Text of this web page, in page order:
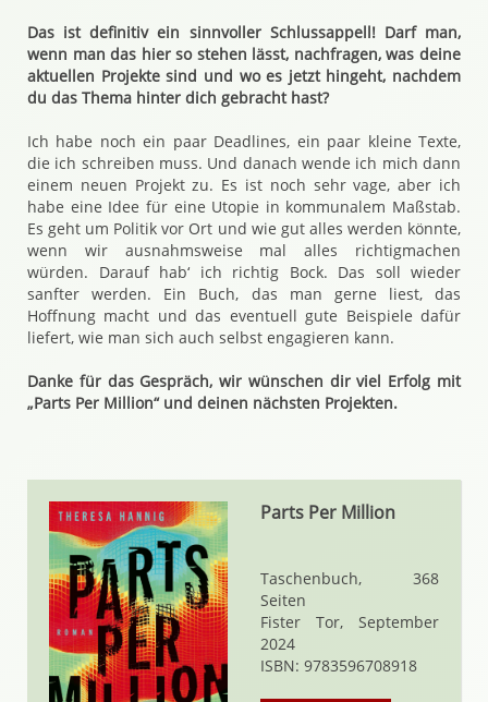
Das ist definitiv ein sinnvoller Schlussappell! Darf man,
wenn man das hier so stehen lässt, nachfragen, was deine
aktuellen Projekte sind und wo es jetzt hingeht, nachdem
du das Thema hinter dich gebracht hast?
Ich habe noch ein paar Deadlines, ein paar kleine Texte,
die ich schreiben muss. Und danach wende ich mich dann
einem neuen Projekt zu. Es ist noch sehr vage, aber ich
habe eine Idee für eine Utopie in kommunalem Maßstab.
Es geht um Politik vor Ort und wie gut alles werden könnte,
wenn wir ausnahmsweise mal alles richtigmachen
würden. Darauf hab‘ ich richtig Bock. Das soll wieder
sanfter werden. Ein Buch, das man gerne liest, das
Hoffnung macht und das eventuell gute Beispiele dafür
liefert, wie man sich auch selbst engagieren kann.
Danke für das Gespräch, wir wünschen dir viel Erfolg mit
„Parts Per Million“ und deinen nächsten Projekten.
Parts Per Million
Taschenbuch, 368
Seiten
Fister Tor, September
2024
ISBN: 9783596708918